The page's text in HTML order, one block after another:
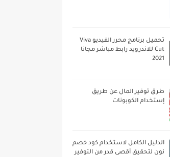
تحميل برنامج محرر الفيديو Viva
Cut للاندرويد رابط مباشر مجانا
2021
طرق توفير المال عن طريق
إستخدام الكوبونات
الدليل الكامل لاستخدام كود خصم
نون لتحقيق أقصى قدر من التوفير